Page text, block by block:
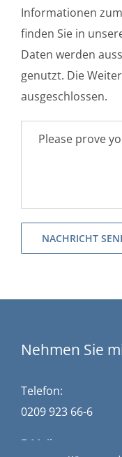
Informationen
finden Sie in
Daten werden
genutzt. Die
ausgeschlossen.
Please prove
Nehmen Sie
Telefon:
0209 923 66-6
E-Mail: